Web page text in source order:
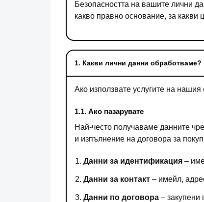
Безопасността на вашите лични
какво правно основание, за какви
1. Какви лични данни обработваме?
Ако използвате услугите на
1.1. Ако пазарувате
Най-често получаваме данните
и изпълнение на договора за
Данни за идентификация –
Данни за контакт – имейл,
Данни по договора – закупени